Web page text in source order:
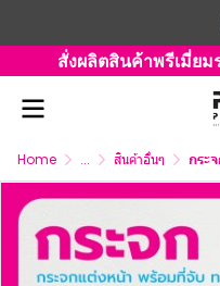
สั่งผลิตสินค้าพรีเมี่ยม
Home ... สินค้าอื่นๆ กระจ